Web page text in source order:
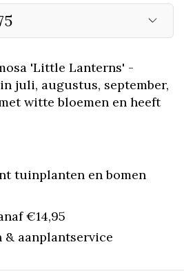
'Little Lanterns' -
juli, augustus, september,
witte bloemen en heeft
tuinplanten en bomen
€14,95
aanplantservice